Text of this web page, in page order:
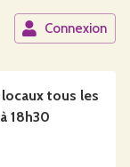
Connexion
tous les
18h30